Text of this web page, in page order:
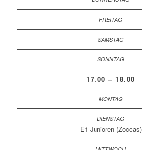
17.00 – 18.00
E1 Junioren (Zoccas)